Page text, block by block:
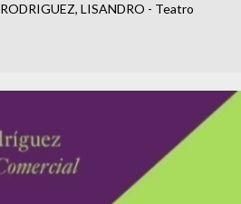
RODRIGUEZ, LISANDRO - Teatro